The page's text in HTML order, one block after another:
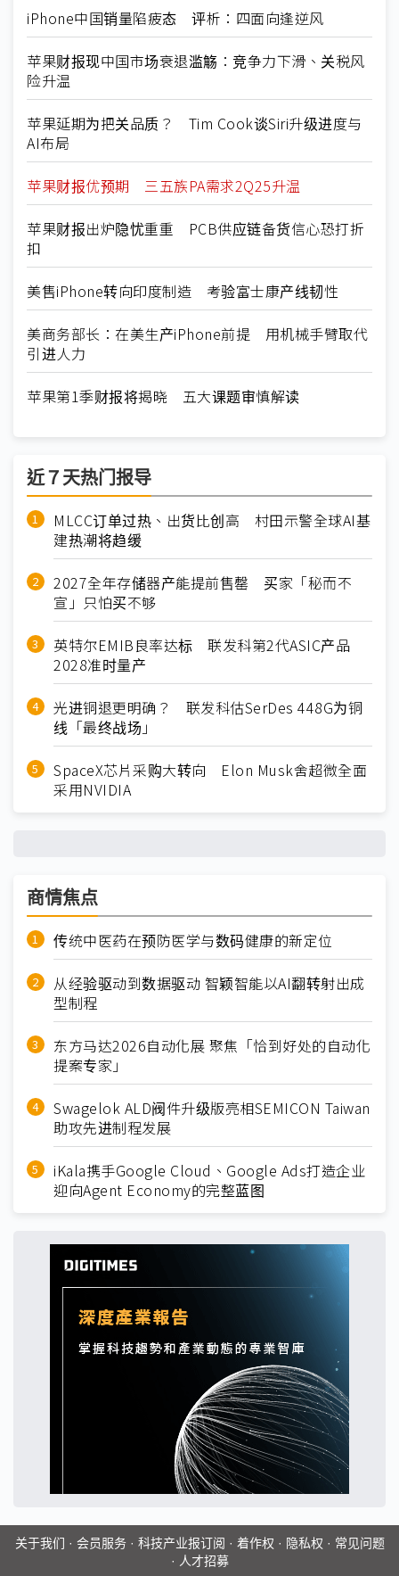
iPhone中国销量陷疲态 评析：四面向逢逆风
苹果财报现中国市场衰退滥觞：竞争力下滑、关税风
险升温
苹果延期为把关品质？ Tim Cook谈Siri升级进度与
AI布局
苹果财报优预期 三五族PA需求2Q25升温
苹果财报出炉隐忧重重 PCB供应链备货信心恐打折
扣
美售iPhone转向印度制造 考验富士康产线韧性
美商务部长：在美生产iPhone前提 用机械手臂取代
引进人力
苹果第1季财报将揭晓 五大课题审慎解读
近７天热门报导
MLCC订单过热、出货比创高 村田示警全球AI基
建热潮将趋缓
2027全年存储器产能提前售罄 买家「秘而不
宣」只怕买不够
英特尔EMIB良率达标 联发科第2代ASIC产品
2028准时量产
光进铜退更明确？ 联发科估SerDes 448G为铜
线「最终战场」
SpaceX芯片采购大转向 Elon Musk舍超微全面
采用NVIDIA
商情焦点
传统中医药在预防医学与数码健康的新定位
从经验驱动到数据驱动 智颖智能以AI翻转射出成
型制程
东方马达2026自动化展 聚焦「恰到好处的自动化
提案专家」
Swagelok ALD阀件升级版亮相SEMICON Taiwan
助攻先进制程发展
iKala携手Google Cloud、Google Ads打造企业
迎向Agent Economy的完整蓝图
关于我们 · 会员服务· 科技产业报订阅 · 着作权 · 隐私权 · 常见问题
· 人才招募